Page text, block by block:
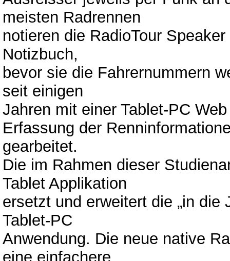
meisten Radrennen
notieren die RadioTour
Notizbuch,
bevor sie die Fahrernummern
seit einigen
Jahren mit einer Tablet-PC
Erfassung der
gearbeitet.
Die im Rahmen dieser
Tablet Applikation
ersetzt und erweitert die „in die
Tablet-PC
Anwendung. Die neue native
eine einfachere